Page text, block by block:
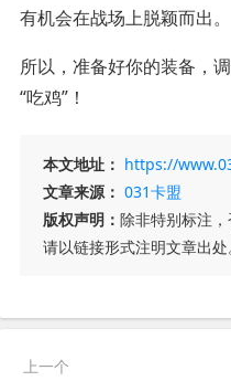
有机会在战场上脱颖而出。
所以，准备好你的装备，
“吃鸡”！
本文地址： https://
文章来源： 031卡盟
版权声明： 除非特别标注
请以链接形式注明文章出处
上一个